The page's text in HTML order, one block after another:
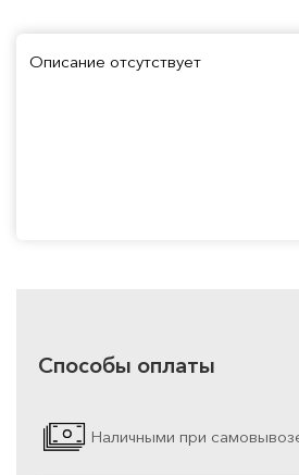
Описание отсутствует
Способы оплаты
Наличными при